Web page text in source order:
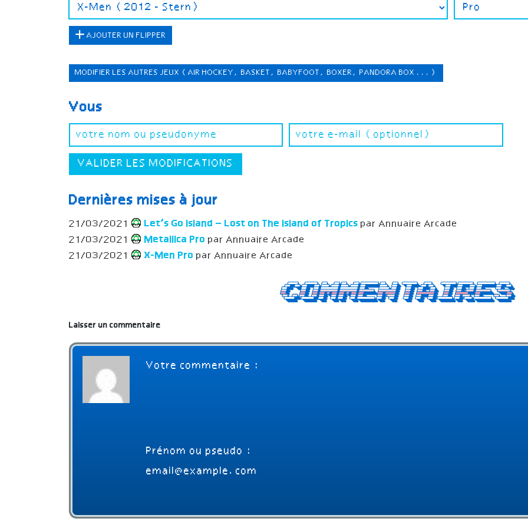
AJOUTER UN FLIPPER
MODIFIER LES AUTRES JEUX (AIR HOCKEY, BASKET, BABYFOOT, BOXER, PANDORA BOX ...)
Vous
VALIDER LES MODIFICATIONS
Dernières mises à jour
21/03/2021 Let’s Go Island – Lost on The Island of Tropics par Annuaire Arcade
21/03/2021
Metallica Pro par Annuaire Arcade
21/03/2021
X-Men Pro par Annuaire Arcade
Commentaires
Laisser un commentaire